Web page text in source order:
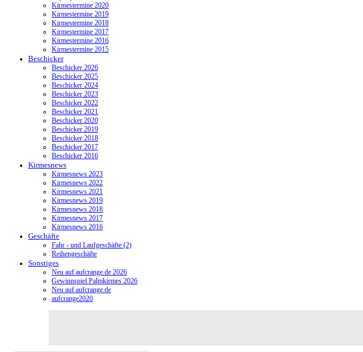
Kirmestermine 2020
Kirmestermine 2019
Kirmestermine 2018
Kirmestermine 2017
Kirmestermine 2016
Kirmestermine 2015
Beschicker
Beschicker 2026
Beschicker 2025
Beschicker 2024
Beschicker 2023
Beschicker 2022
Beschicker 2021
Beschicker 2020
Beschicker 2019
Beschicker 2018
Beschicker 2017
Beschicker 2016
Kirmesnews
Kirmesnews 2023
Kirmesnews 2022
Kirmesnews 2021
Kirmesnews 2019
Kirmesnews 2018
Kirmesnews 2017
Kirmesnews 2016
Geschäfte
Fahr - und Laufgeschäfte (2)
Reihengeschäfte
Sonstiges
Neu auf aufcrange.de 2026
Gewinnspiel Palmkirmes 2026
Neu auf aufcrange.de
aufcrange2020